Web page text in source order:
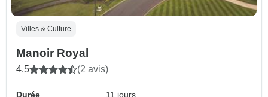
Villes & Culture
Manoir Royal
4.5 (2 avis)
Durée
11 jours